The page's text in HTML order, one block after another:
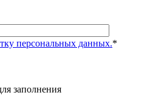
персональных данных.*
заполнения